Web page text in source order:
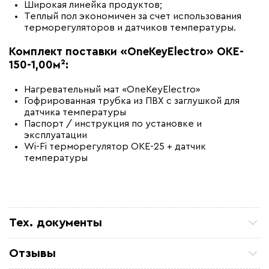
Широкая линейка продуктов;
Теплый пол экономичен за счет использования
терморегуляторов и датчиков температуры.
Комплект поставки «OneKeyElectro» OKE-
150-1,00м²:
Нагревательный мат «OneKeyElectro»
Гофрированная трубка из ПВХ с заглушкой для
датчика температуры
Паспорт / инструкция по установке и
эксплуатации
Wi-Fi терморегулятор OKE-25 + датчик
температуры
Тех. документы
маты OKE
Отзывы